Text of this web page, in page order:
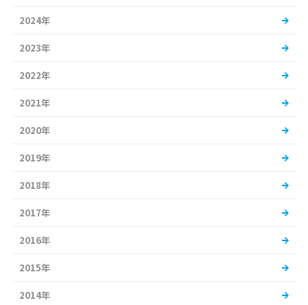
2024年
2023年
2022年
2021年
2020年
2019年
2018年
2017年
2016年
2015年
2014年